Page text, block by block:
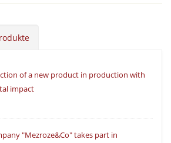
of a new product in production with
impact
"Mezroze&Co" takes part in